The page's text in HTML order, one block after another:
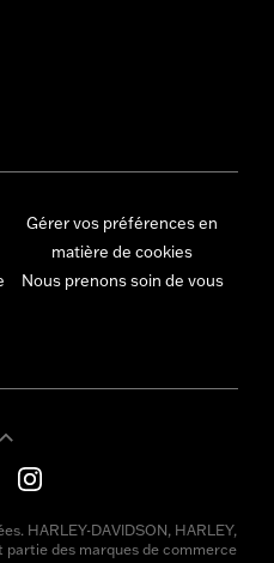
Gérer vos préférences en
matière de cookies
Nous prenons soin de vous
HARLEY-DAVIDSON, HARLEY,
partie des marques de commerce